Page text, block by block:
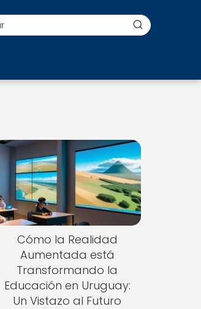
Cómo la Realidad
Aumentada está
Transformando la
Educación en Uruguay:
Un Vistazo al Futuro